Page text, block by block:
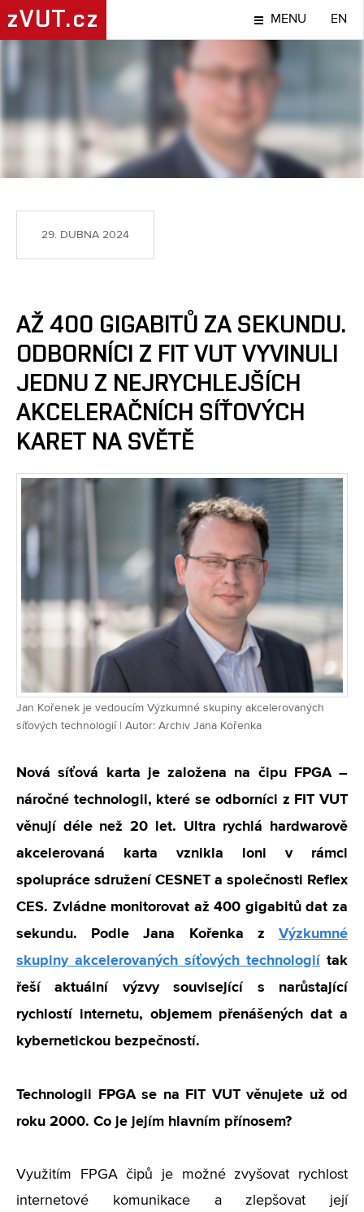
zVUT.cz MENU EN
NÁPADY A OBJEVY
29. DUBNA 2024
AŽ 400 GIGABITŮ ZA SEKUNDU.
ODBORNÍCI Z FIT VUT VYVINULI
JEDNU Z NEJRYCHLEJŠÍCH
AKCELERAČNÍCH SÍŤOVÝCH
KARET NA SVĚTĚ
Jan Kořenek je vedoucím Výzkumné skupiny akcelerovaných
síťových technologií | Autor: Archiv Jana Kořenka
Nová síťová karta je založena na čipu FPGA –
náročné technologii, které se odborníci z FIT VUT
věnují déle než 20 let. Ultra rychlá hardwarově
akcelerovaná karta vznikla loni v rámci
spolupráce sdružení CESNET a společnosti Reflex
CES. Zvládne monitorovat až 400 gigabitů dat za
sekundu. Podle Jana Kořenka z Výzkumné
skupiny akcelerovaných síťových technologiítak
řeší aktuální výzvy související s narůstající
rychlostí internetu, objemem přenášených dat a
kybernetickou bezpečností.
Technologii FPGA se na FIT VUT věnujete už od
roku 2000. Co je jejím hlavním přínosem?
Využitím FPGA čipů je možné zvyšovat rychlost
internetové komunikace a zlepšovat její